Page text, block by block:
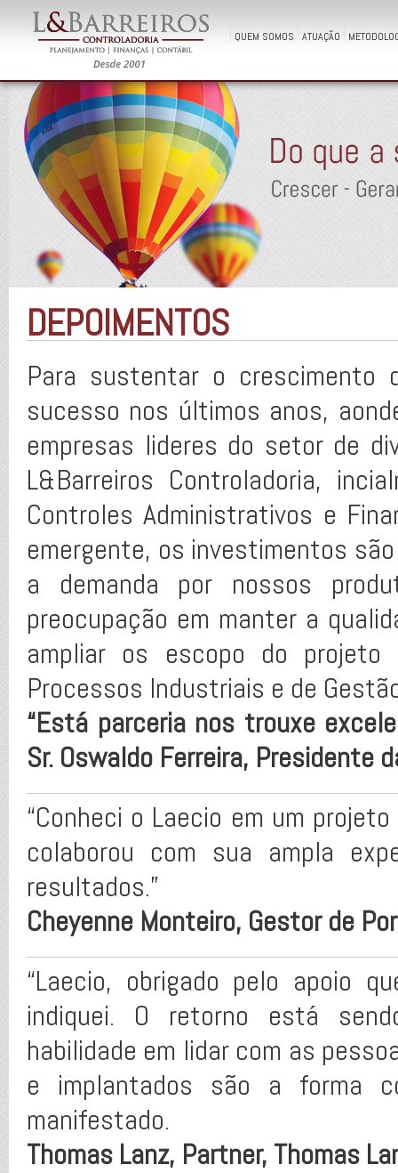
QUEM SOMOS ATUAÇÃO
DEPOIMENTOS
Para sustentar o crescimento
sucesso nos últimos anos,
empresas lideres do setor de
L&Barreiros Controladoria,
Controles Administrativos e
emergente, os investimentos
a demanda por nossos
preocupação em manter a
ampliar os escopo do
Processos Industriais e de
“Está parceria nos trouxe
Sr. Oswaldo Ferreira, Presidente
“Conheci o Laecio em um
colaborou com sua ampla
resultados.”
Cheyenne Monteiro, Gestor de
“Laecio, obrigado pelo apoio
indiquei. O retorno está
habilidade em lidar com as
e implantados são a forma
manifestado.
Thomas Lanz, Partner, Thomas